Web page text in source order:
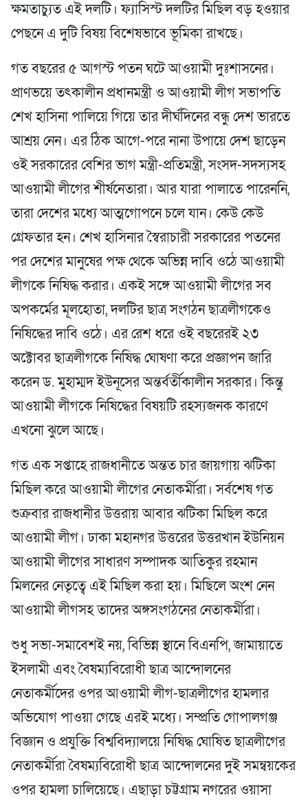
ক্ষমতাচ্যুত এই দলটি। ফ্যাসিস্ট দলটির মিছিল বড় হওয়ার
পেছনে এ দুটি বিষয় বিশেষভাবে ভূমিকা রাখছে।
গত বছরের ৫ আগস্ট পতন ঘটে আওয়ামী দুঃশাসনের।
প্রাণভয়ে তৎকালীন প্রধানমন্ত্রী ও আওয়ামী লীগ সভাপতি
শেখ হাসিনা পালিয়ে গিয়ে তার দীর্ঘদিনের বন্ধু দেশ ভারতে
আশ্রয় নেন। এর ঠিক আগে-পরে নানা উপায়ে দেশ ছাড়েন
ওই সরকারের বেশির ভাগ মন্ত্রী-প্রতিমন্ত্রী, সংসদ-সদস্যসহ
আওয়ামী লীগের শীর্ষনেতারা। আর যারা পালাতে পারেননি,
তারা দেশের মধ্যে আত্মগোপনে চলে যান। কেউ কেউ
গ্রেফতার হন। শেখ হাসিনার স্বৈরাচারী সরকারের পতনের
পর দেশের মানুষের পক্ষ থেকে অভিন্ন দাবি ওঠে আওয়ামী
লীগকে নিষিদ্ধ করার। একই সঙ্গে আওয়ামী লীগের সব
অপকর্মের মূলহোতা, দলটির ছাত্র সংগঠন ছাত্রলীগকেও
নিষিদ্ধের দাবি ওঠে। এর রেশ ধরে ওই বছরেরই ২৩
অক্টোবর ছাত্রলীগকে নিষিদ্ধ ঘোষণা করে প্রজ্ঞাপন জারি
করেন ড. মুহাম্মদ ইউনূসের অন্তর্বর্তীকালীন সরকার। কিন্তু
আওয়ামী লীগকে নিষিদ্ধের বিষয়টি রহস্যজনক কারণে
এখনো ঝুলে আছে।
গত এক সপ্তাহে রাজধানীতে অন্তত চার জায়গায় ঝটিকা
মিছিল করে আওয়ামী লীগের নেতাকর্মীরা। সর্বশেষ গত
শুক্রবার রাজধানীর উত্তরায় আবার ঝটিকা মিছিল করে
আওয়ামী লীগ। ঢাকা মহানগর উত্তরের উত্তরখান ইউনিয়ন
আওয়ামী লীগের সাধারণ সম্পাদক আতিকুর রহমান
মিলনের নেতৃত্বে এই মিছিল করা হয়। মিছিলে অংশ নেন
আওয়ামী লীগসহ তাদের অঙ্গসংগঠনের নেতাকর্মীরা।
শুধু সভা-সমাবেশই নয়, বিভিন্ন স্থানে বিএনপি, জামায়াতে
ইসলামী এবং বৈষম্যবিরোধী ছাত্র আন্দোলনের
নেতাকর্মীদের ওপর আওয়ামী লীগ-ছাত্রলীগের হামলার
অভিযোগ পাওয়া গেছে এরই মধ্যে। সম্প্রতি গোপালগঞ্জ
বিজ্ঞান ও প্রযুক্তি বিশ্ববিদ্যালয়ে নিষিদ্ধ ঘোষিত ছাত্রলীগের
নেতাকর্মীরা বৈষম্যবিরোধী ছাত্র আন্দোলনের দুই সমন্বয়কের
ওপর হামলা চালিয়েছে। এছাড়া চট্টগ্রাম নগরের ওয়াসা